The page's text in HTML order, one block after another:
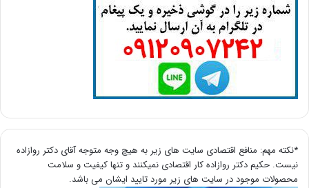
*نکته مهم: منافع اقتصادی سایت های زیر به هیچ وجه متوجه آقای دکتر روازاده
نیست. حکیم دکتر روازاده کار اقتصادی نمیکنند و تنها کیفیت و سلامت
محصولات موجود در سایت های زیر مورد تایید ایشان می باشد.